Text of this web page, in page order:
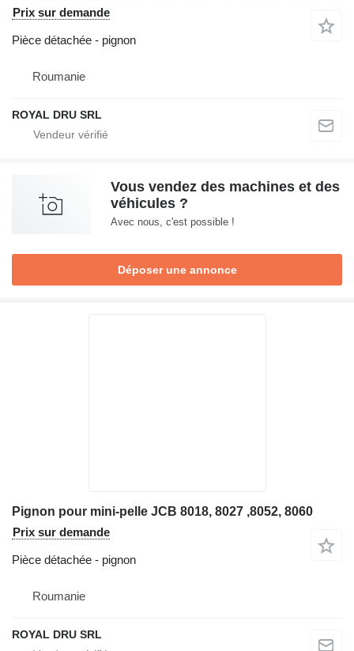
Prix sur demande
Pièce détachée - pignon
Roumanie
ROYAL DRU SRL
Vous vendez des machines et des
véhicules ?
Avec nous, c'est possible !
Déposer une annonce
Pignon pour mini-pelle JCB 8018, 8027 ,8052, 8060
Prix sur demande
Pièce détachée - pignon
Roumanie
ROYAL DRU SRL